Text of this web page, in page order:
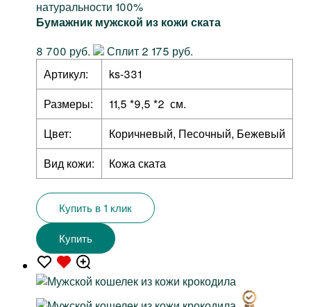
натуральности 100%
Бумажник мужской из кожи ската
8 700 руб.
Сплит 2 175 руб.
Артикул:
ks-331
Размеры:
11,5 *9,5 *2 см.
Цвет:
Коричневый, Песочный, Бежевый
Вид кожи:
Кожа ската
Купить в 1 клик
Купить